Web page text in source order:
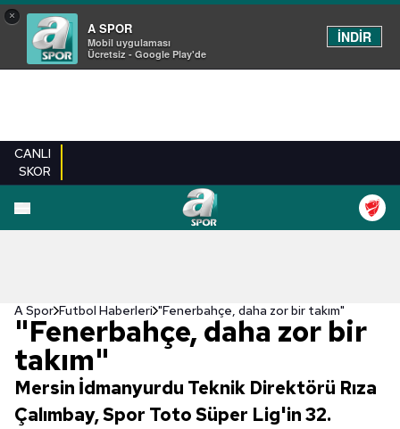
×
A SPOR
Mobil uygulaması
Ücretsiz - Google Play'de
İNDİR
CANLI
SKOR
A Spor Futbol Haberleri "Fenerbahçe, daha zor bir takım"
"Fenerbahçe, daha zor bir
takım"
Mersin İdmanyurdu Teknik Direktörü Rıza
Çalımbay, Spor Toto Süper Lig'in 32.